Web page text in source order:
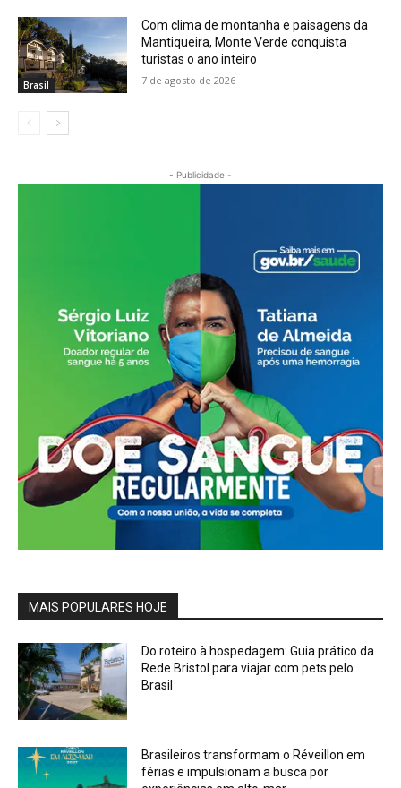
Brasil
Com clima de montanha e paisagens da
Mantiqueira, Monte Verde conquista
turistas o ano inteiro
7 de agosto de 2026
- Publicidade -
MAIS POPULARES HOJE
Do roteiro à hospedagem: Guia prático da
Rede Bristol para viajar com pets pelo
Brasil
Brasileiros transformam o Réveillon em
férias e impulsionam a busca por